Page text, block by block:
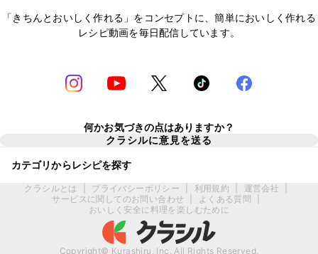
「きちんとおいしく作れる」をコンセプトに、簡単においしく作れる
レシピ動画を毎日配信しています。
何かお気づきの点はありますか？
クラシルに意見を送る
カテゴリからレシピを探す
クラシルとは プライバシーポリシー 利用規約 運営会社
サービスに関してのお問い合わせ
よくある質問
おいしく安全に料理を楽しむために
Copyright© Kurashiru, Inc. All Rights Reserved.